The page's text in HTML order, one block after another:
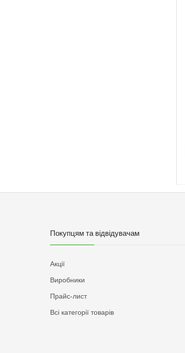
Покупцям та відвідувачам
Акції
Виробники
Прайс-лист
Всі категорії товарів